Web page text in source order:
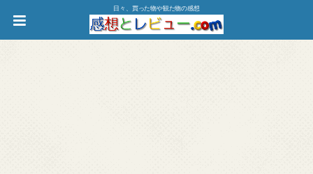
日々、買った物や観た物の感想